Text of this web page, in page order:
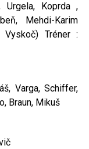
Urgela, Koprda ,
Mehdi-Karim
Vyskoč) Tréner :
Varga, Schiffer,
Braun, Mikuš